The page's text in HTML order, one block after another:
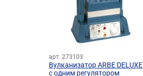
арт. 273103
Вулканизатор ARBE DELUXE
с одним регулятором